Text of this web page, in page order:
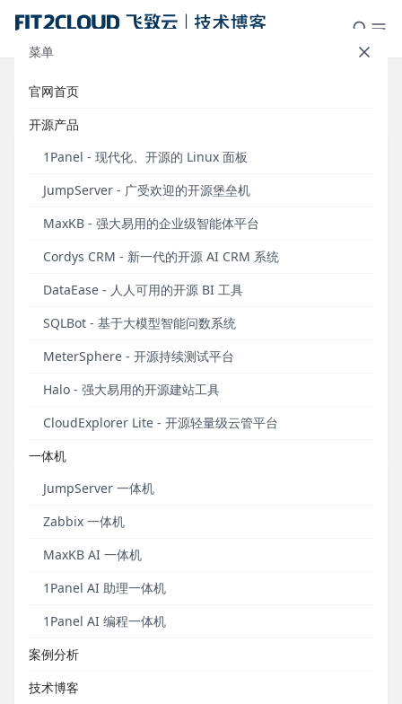
菜单
官网首页
开源产品
1Panel - 现代化、开源的 Linux 面板
JumpServer - 广受欢迎的开源堡垒机
MaxKB - 强大易用的企业级智能体平台
Cordys CRM - 新一代的开源 AI CRM 系统
DataEase - 人人可用的开源 BI 工具
SQLBot - 基于大模型智能问数系统
MeterSphere - 开源持续测试平台
Halo - 强大易用的开源建站工具
CloudExplorer Lite - 开源轻量级云管平台
一体机
JumpServer 一体机
Zabbix 一体机
MaxKB AI 一体机
1Panel AI 助理一体机
1Panel AI 编程一体机
案例分析
技术博客
标签：人工智能
飞致云亮相超聚变探索者大会2026，加速AI应用
落地
新增长期记忆功能，支持工作流节点禁用和启用，